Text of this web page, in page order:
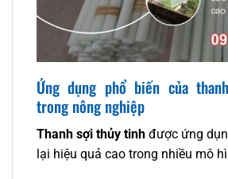
Ứng dụng phổ biến của
trong nông nghiệp
Thanh sợi thủy tinh được ứng
lại hiệu quả cao trong nhiều mô